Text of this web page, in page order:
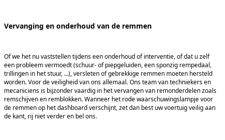
Vervanging en onderhoud van de remmen
Of we het nu vaststellen tijdens een onderhoud of interventie, of dat u zelf
een probleem vermoedt (schuur- of piepgeluiden, een sponzig rempedaal,
trillingen in het stuur, …), versleten of gebrekkige remmen moeten hersteld
worden. Voor de veiligheid van ons allemaal. Ons team van techniekers en
mecaniciens is bijzonder vaardig in het vervangen van remonderdelen zoals
remschijven en remblokken. Wanneer het rode waarschuwingslampje voor
de remmen op het dashboard verschijnt, zet dan best uw voertuig veilig aan
de kant, rij niet verder en bel ons.